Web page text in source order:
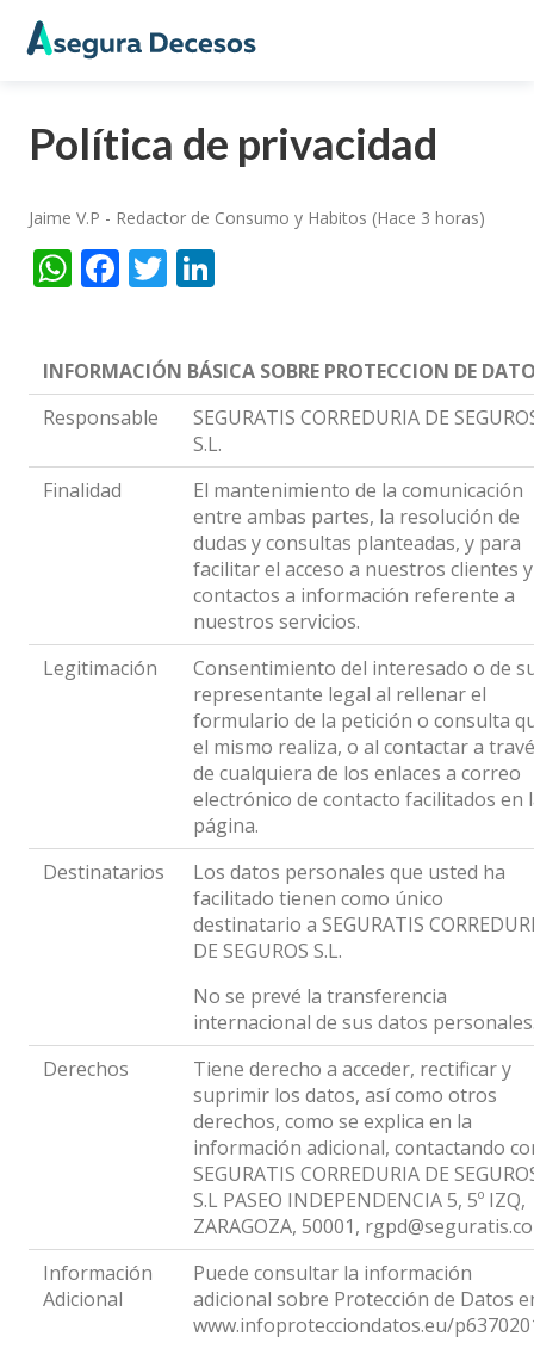
Política de privacidad
Jaime V.P - Redactor de Consumo y Habitos (Hace 3 horas)
WhatsApp
Facebook
Twitter
INFORMACIÓN BÁSICA SOBRE PROTECCION DE
Responsable
SEGURATIS CORREDURIA DE
S.L.
Finalidad
El mantenimiento de la comunicación
entre ambas partes, la resolución de
dudas y consultas planteadas, y para
facilitar el acceso a nuestros clientes y
contactos a información referente a
nuestros servicios.
Legitimación
Consentimiento del interesado o de
representante legal al rellenar el
formulario de la petición o consulta
el mismo realiza, o al contactar a
de cualquiera de los enlaces a correo
electrónico de contacto facilitados en
página.
Destinatarios
Los datos personales que usted ha
facilitado tienen como único
destinatario a SEGURATIS
DE SEGUROS S.L.
No se prevé la transferencia
internacional de sus datos
Derechos
Tiene derecho a acceder, rectificar y
suprimir los datos, así como otros
derechos, como se explica en la
información adicional, contactando
SEGURATIS CORREDURIA DE
S.L PASEO INDEPENDENCIA 5, 5º IZQ,
ZARAGOZA, 50001,
Información
Adicional
Puede consultar la información
adicional sobre Protección de Datos
www.infoprotecciondatos.eu/